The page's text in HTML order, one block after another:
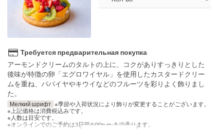
Требуется предварительная покупка
アーモンドクリームのタルトの上に、コクがありすっきりとした
後味が特徴の卵「エグロワイヤル」を使用したカスタードクリー
ムを重ね、パパイヤやキウイなどのフルーツを彩りよく飾りまし
た。
Мелкий шрифт ※季節や入荷状況により飾りが変更することがございます。
※上記価格は消費税込みです。
※人数は目安です。
※オンラインでのご予約は3日前4:00p.m.まで承ります。